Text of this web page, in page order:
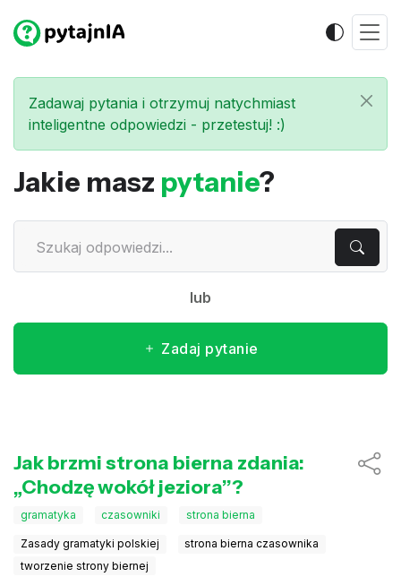
Zadawaj pytania i otrzymuj natychmiast
inteligentne odpowiedzi - przetestuj! :)
Jakie masz pytanie?
lub
Zadaj pytanie
Jak brzmi strona bierna zdania:
„Chodzę wokół jeziora”?
gramatyka czasowniki strona bierna
Zasady gramatyki polskiej
strona bierna czasownika
tworzenie strony biernej